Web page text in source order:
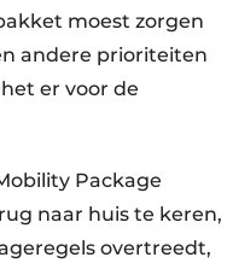
moest zorgen
andere prioriteiten
er voor de
Package
naar huis te keren,
overtreedt,